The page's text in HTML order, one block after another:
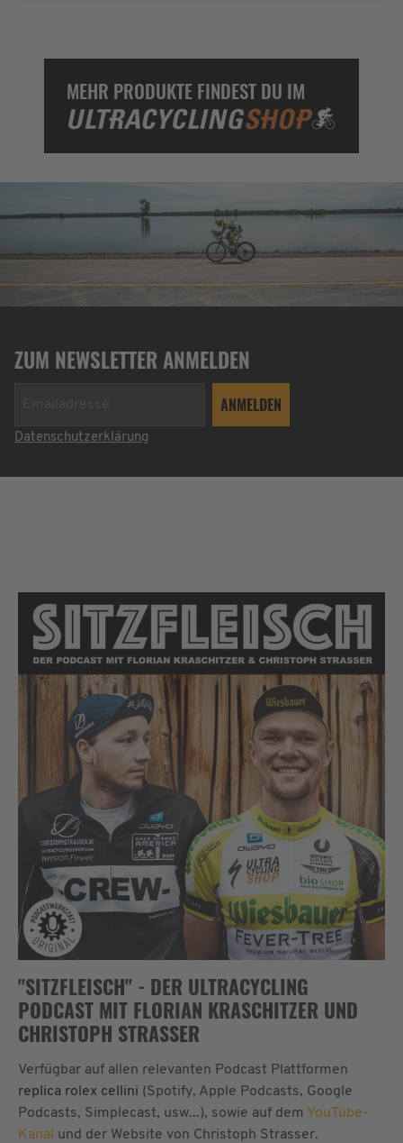
MEHR PRODUKTE FINDEST DU IM
ZUM NEWSLETTER ANMELDEN
Datenschutzerklärung
"SITZFLEISCH" - DER ULTRACYCLING
PODCAST MIT FLORIAN KRASCHITZER UND
CHRISTOPH STRASSER
Verfügbar auf allen relevanten Podcast Plattformen
replica rolex cellini (Spotify, Apple Podcasts, Google
Podcasts, Simplecast, usw...), sowie auf dem YouTube-
Kanal und der Website von Christoph Strasser.